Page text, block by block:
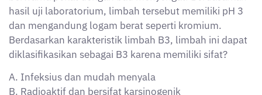
menjadikan limbah tergolong B3. Pilihan lain tidak
relevan dengan sifat yang disebutkan.
Soal Nomor 2
Suatu perusahaan pengelolaan limbah B3 diwajibkan
untuk memiliki dokumen yang berfungsi sebagai alat
pelacakan mulai dari penghasil, pengangkut, hingga